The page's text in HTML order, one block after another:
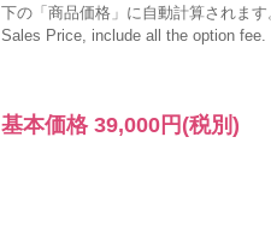
下の「商品価格」に自動計算されます
Sales Price, include all the option fee.
基本価格 39,000円 (税別)